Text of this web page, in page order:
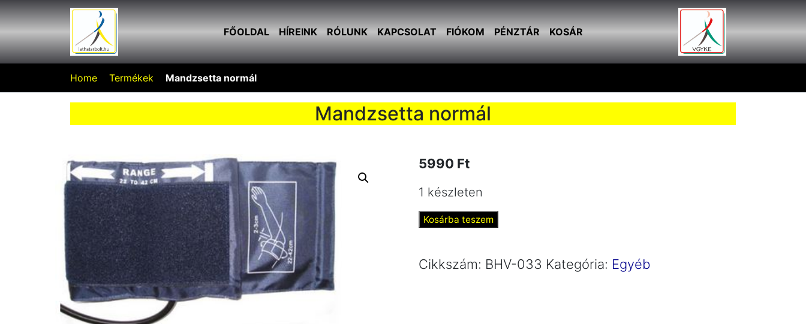
FŐOLDAL HÍREINK RÓLUNK KAPCSOLAT FIÓKOM PÉNZTÁR KOSÁR
Home Termékek Mandzsetta normál
Mandzsetta normál
5990 Ft
1 készleten
Mandzsetta
mennyiség
Kosárba teszem
Cikkszám: BHV-033 Kategória: Egyéb